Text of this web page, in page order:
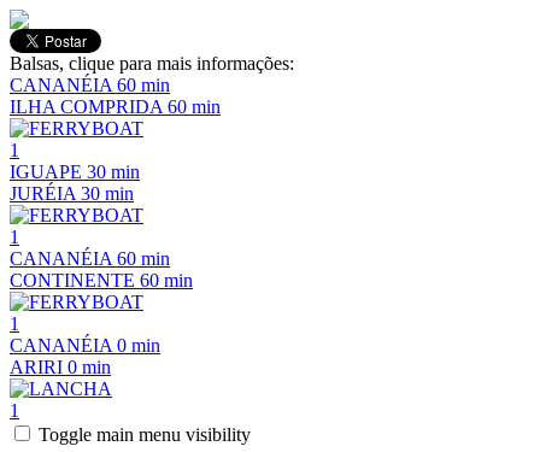
Balsas, clique para mais informações:
CANANÉIA 60 min
ILHA COMPRIDA 60 min
1
IGUAPE 30 min
JURÉIA 30 min
1
CANANÉIA 60 min
CONTINENTE 60 min
1
CANANÉIA 0 min
ARIRI 0 min
1
Toggle main menu visibility